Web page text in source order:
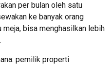
per bulan oleh satu
ke banyak orang
meja, bisa menghasilkan lebih
pemilik properti